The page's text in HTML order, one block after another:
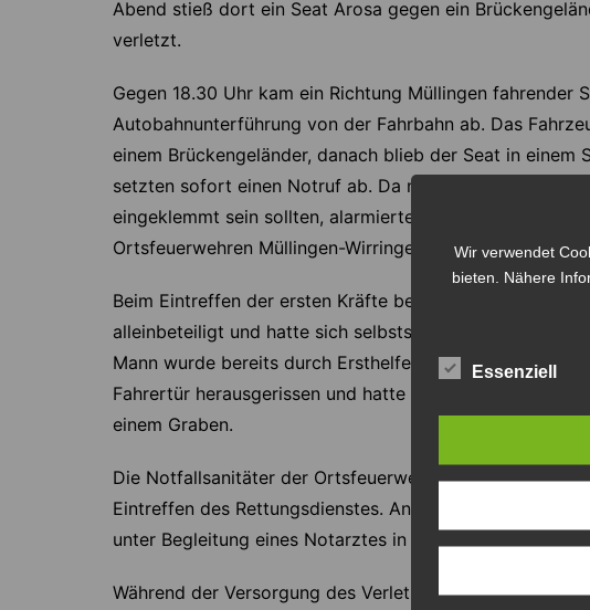
Abend stieß dort ein Seat Arosa gegen ein
verletzt.
Gegen 18.30 Uhr kam ein Richtung Müllingen fahrender
Autobahnunterführung von der Fahrbahn ab. Das
einem Brückengeländer, danach blieb der Seat in einem
setzten sofort einen Notruf ab. Da noch mehrere
eingeklemmt sein sollten, alarmierte die
Ortsfeuerwehren Müllingen-Wirringen, Sehnde und
Beim Eintreffen der ersten Kräfte bestätigte sich die
alleinbeteiligt und hatte sich selbstständig aus dem
Mann wurde bereits durch Ersthelfer betreut. Infolge des
Fahrertür herausgerissen und hatte sich mit dem
einem Graben.
Die Notfallsanitäter der Ortsfeuerwehr Müllingen-
Eintreffen des Rettungsdienstes. Anschließend wurde
unter Begleitung eines Notarztes in ein Krankenhaus
Während der Versorgung des Verletzten sperrte die
Wir verwendet
bieten. Nähere
Essenziell